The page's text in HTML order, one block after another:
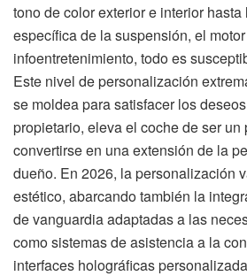
tono de color exterior e interior
específica de la suspensión, el
infoentretenimiento, todo es
Este nivel de personalización
se moldea para satisfacer los
propietario, eleva el coche de ser un
convertirse en una extensión de la
dueño. En 2026, la personalización
estético, abarcando también la
de vanguardia adaptadas a las
como sistemas de asistencia a la
interfaces holográficas